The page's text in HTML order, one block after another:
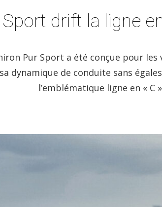
drift la ligne
Pur Sport a été conçue pour
dynamique de conduite sans
l’emblématique ligne en « C